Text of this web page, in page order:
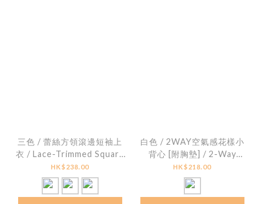
三色 / 蕾絲方領滾邊短袖上
衣 / Lace-Trimmed Square
Neck Ribbed Top
HK$238.00
白色 / 2WAY空氣感花樣小
背心 [附胸墊] / 2-Way
Floral Textured Padded
Cami Top
HK$218.00